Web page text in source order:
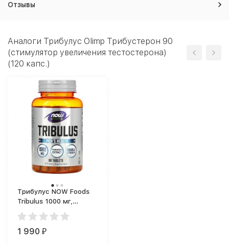
Отзывы
Аналоги Трибулус Olimp Трибустерон 90
(стимулятор увеличения тестостерона)
(120 капс.)
Трибулус NOW Foods
Tribulus 1000 мг,
добавка для спорта в
таблетках (90 таб.)
1 990 ₽